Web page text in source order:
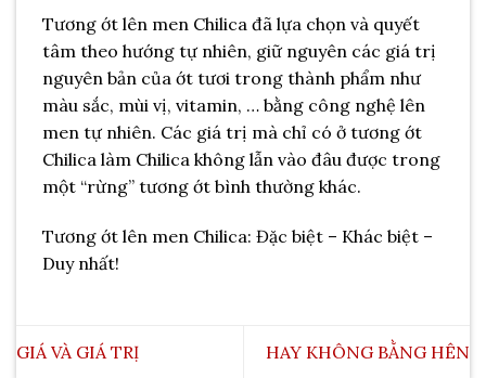
Tương ớt lên men Chilica đã lựa chọn và quyết
tâm theo hướng tự nhiên, giữ nguyên các giá trị
nguyên bản của ớt tươi trong thành phẩm như
màu sắc, mùi vị, vitamin, … bằng công nghệ lên
men tự nhiên. Các giá trị mà chỉ có ở tương ớt
Chilica làm Chilica không lẫn vào đâu được trong
một “rừng” tương ớt bình thường khác.
Tương ớt lên men Chilica: Đặc biệt – Khác biệt –
Duy nhất!
GIÁ VÀ GIÁ TRỊ HAY KHÔNG BẰNG HÊN